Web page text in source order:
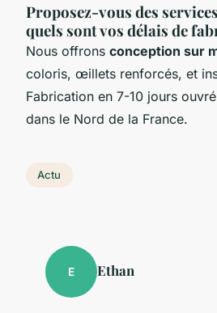
Proposez-vous des
quels sont vos délais de
Nous offrons conception sur
coloris, œillets renforcés, et
Fabrication en 7-10 jours
dans le Nord de la France.
Actu
E Ethan